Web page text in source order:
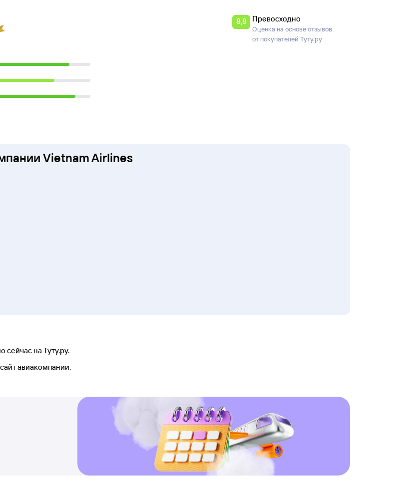
8,8 Превосходно
Оценка на основе отзывов
от покупателей Туту.ру
Vietnam Airlines
сейчас на Туту.ру.
авиакомпании.